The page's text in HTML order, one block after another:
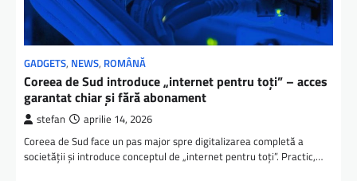
GADGETS, NEWS, ROMÂNĂ
Coreea de Sud introduce „internet pentru toți” – acces
garantat chiar și fără abonament
stefan aprilie 14, 2026
Coreea de Sud face un pas major spre digitalizarea completă a
societății și introduce conceptul de „internet pentru toți”. Practic,…